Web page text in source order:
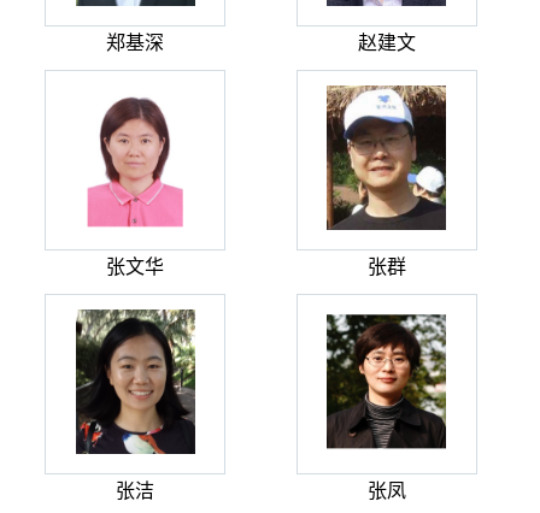
郑基深 赵建文
张文华 张群
张洁 张凤